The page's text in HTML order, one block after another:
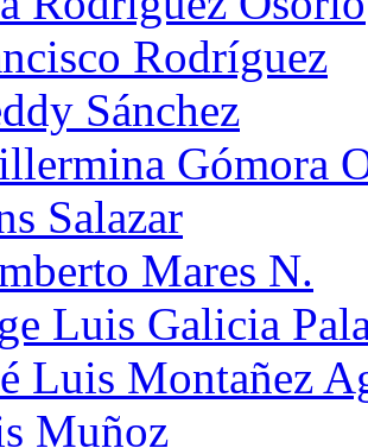
Rodríguez
Sánchez
Gómora
Salazar
Mares N.
Luis Galicia
Luis Montañez
Muñoz